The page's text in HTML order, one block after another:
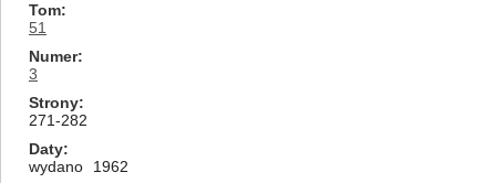
Tom
51
Numer
3
Strony
271-282
Daty
wydano
1962